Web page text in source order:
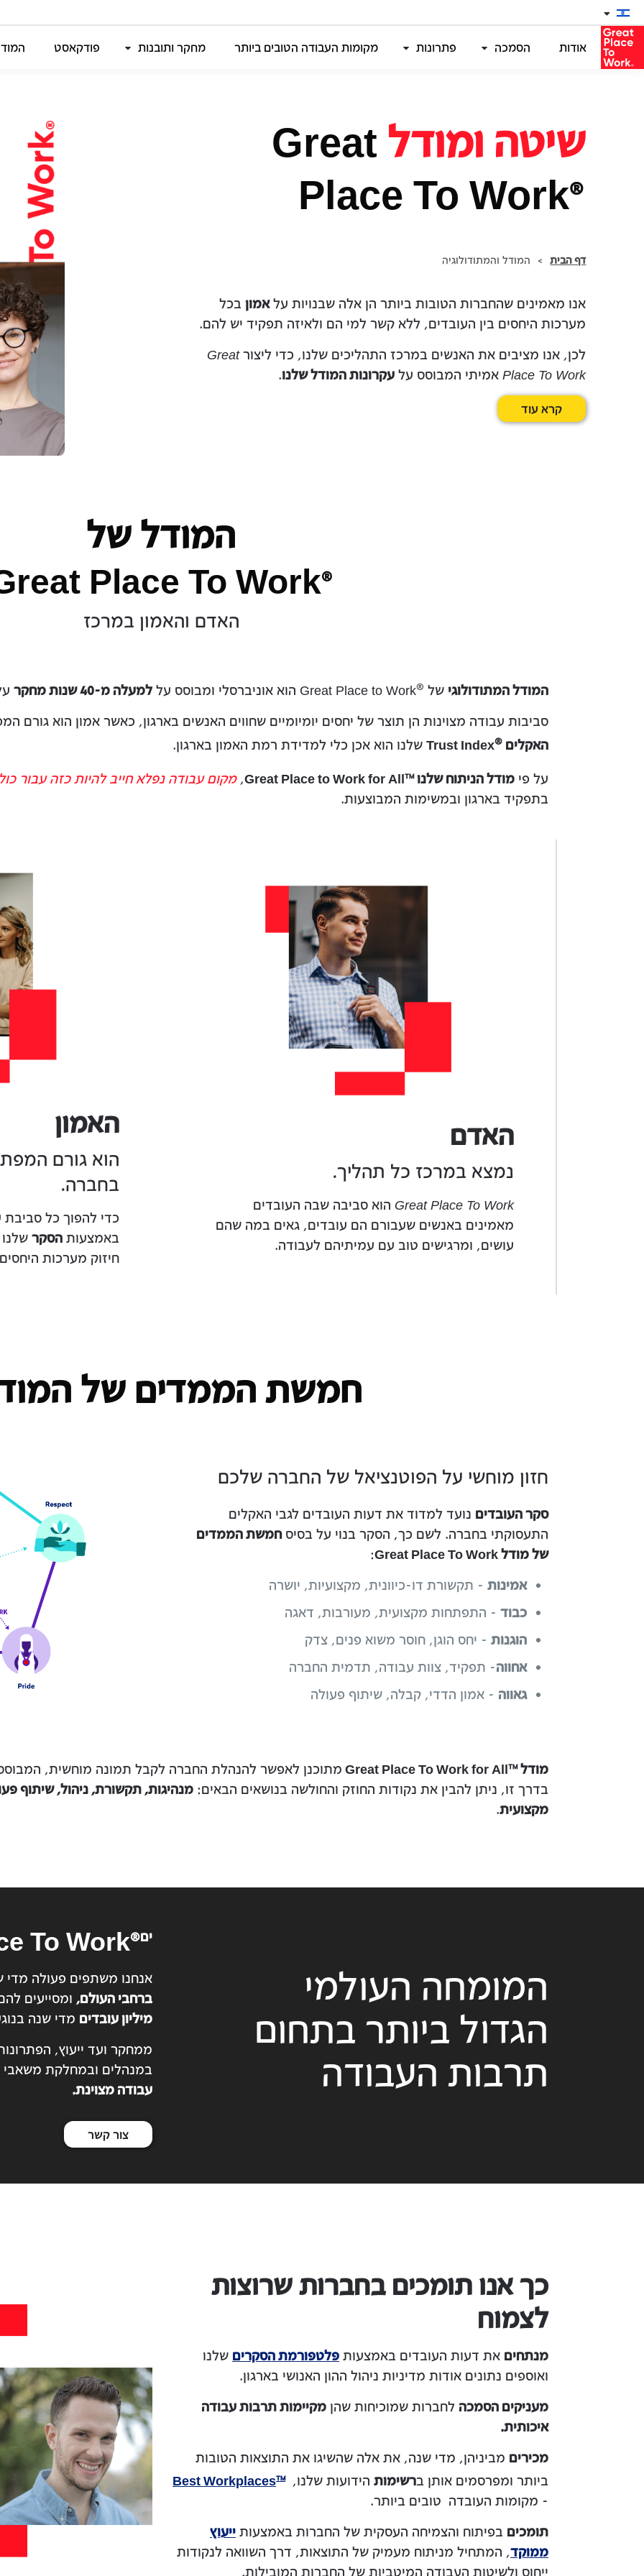
אודות הסמכה פתרונות מקומות העבודה הטובים ביותר מחקר ותובנות פודקאסט
שיטה ומודל Great
Place To Work®
המודל והמתודולוגיה דף הבית >
אנו מאמינים שהחברות הטובות ביותר הן אלה שבנויות עלאמוןבכל
מערכות היחסים בין העובדים, ללא קשר למי הם ולאיזה תפקיד יש להם.
לכן, אנו מציבים את האנשים במרכז התהליכים שלנו, כדי ליצורGreat
Place To Workאמיתי המבוסס על עקרונות המודל שלנו.
קרא עוד
המודל של
®
Place To Work
האדם והאמון במרכז
המודל המתודולוגי של ®Great Place to Work הוא אוניברסלי ומבוסס על למעלה מ-40 שנות מחקר
סביבות עבודה מצוינות הן תוצר של יחסים יומיומיים שחווים האנשים בארגון, כאשר אמון הוא
האקלים ®
Trust Index שלנו הוא אכן כלי למדידת רמת האמון בארגון.
על פי מודל הניתוח שלנו™
Great Place to Work for All
,מקום עבודה נפלא חייב להיות כזה עבור
בתפקיד בארגון ובמשימות המבוצעות.
האדם
נמצא במרכז כל תהליך.
Great Place To Work הוא סביבה שבה העובדים
מאמינים באנשים שעבורם הם עובדים, גאים במה שהם
עושים, ומרגישים טוב עם עמיתיהם לעבודה.
האמון
הוא גורם
בחברה.
כדי להפוך כל סביבת
באמצעות הסקר
חיזוק מערכות היחסים
חמשת הממדים של
חזון מוחשי על הפוטנציאל של החברה שלכם
סקר העובדים נועד למדוד את דעות העובדים לגבי האקלים
התעסוקתי בחברה. לשם כך, הסקר בנוי על בסיסחמשת הממדים
של מודל Great Place To Work
:
אמינות - תקשורת דו-כיוונית, מקצועיות, יושרה
כבוד - התפתחות מקצועית, מעורבות, דאגה
הוגנות - יחס הוגן, חוסר משוא פנים, צדק
אחווה- תפקיד, צוות עבודה, תדמית החברה
גאווה - אמון הדדי, קבלה, שיתוף פעולה
מודל™
Great Place To Work for All מתוכנן לאפשר להנהלת החברה לקבל תמונה מוחשית,
בדרך זו, ניתן להבין את נקודות החוזק והחולשה בנושאים הבאים: מנהיגות, תקשורת, ניהול, שיתוף
מקצועית.
המומחה העולמי
הגדול ביותר בתחום
תרבות העבודה
ים®To Work
אנחנו משתפים פעולה
ברחבי העולם, ומסייעים
מיליון עובדים מדי שנה
ממחקר ועד ייעוץ,
במנהלים ובמחלקת משאבי
עבודה מצוינת.
צור קשר
כך אנו תומכים בחברות שרוצות
לצמוח
מנתחים את דעות העובדים באמצעות פלטפורמת הסקרים שלנו
ואוספים נתונים אודות מדיניות ניהול ההון האנושי בארגון.
מעניקים הסמכה לחברות שמוכיחות שהן מקיימות תרבות עבודה
איכותית.
מכירים מביניהן, מדי שנה, את אלה שהשיגו את התוצאות הטובות
ביותר ומפרסמים אותן ברשימות הידועות שלנו,™
Best Workplaces
- מקומות העובדה טובים ביותר.
תומכים בפיתוח והצמיחה העסקית של החברות באמצעות ייעוץ
ממוקד, המתחיל מניתוח מעמיק של התוצאות, דרך השוואה לנקודות
ייחוס ולשיטות העבודה המיטביות של החברות המובילות.